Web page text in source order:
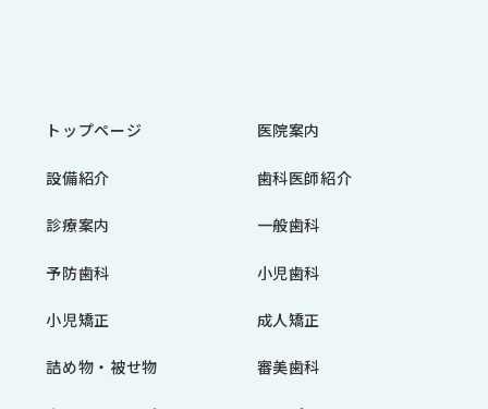
トップページ 医院案内
設備紹介 歯科医師紹介
診療案内 一般歯科
予防歯科 小児歯科
小児矯正 成人矯正
詰め物・被せ物 審美歯科